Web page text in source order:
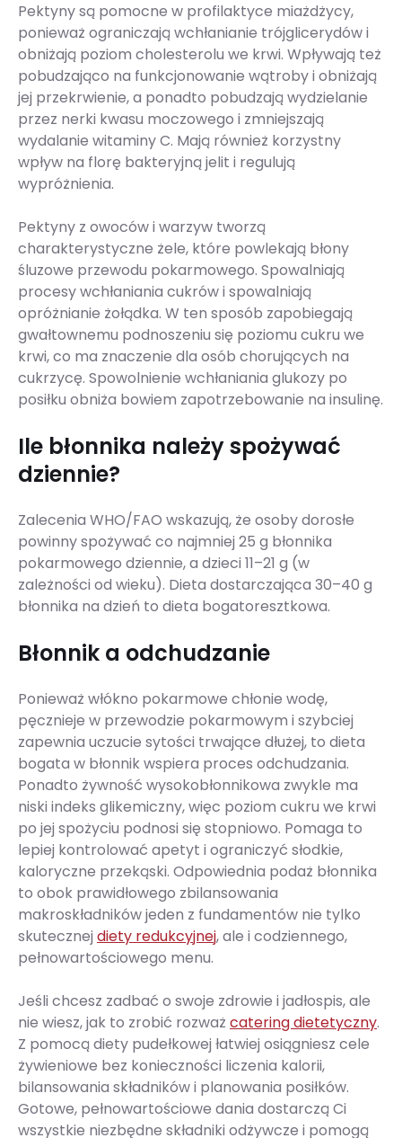
Pektyny są pomocne w profilaktyce miażdżycy,
ponieważ ograniczają wchłanianie trójglicerydów i
obniżają poziom cholesterolu we krwi. Wpływają też
pobudzająco na funkcjonowanie wątroby i obniżają
jej przekrwienie, a ponadto pobudzają wydzielanie
przez nerki kwasu moczowego i zmniejszają
wydalanie witaminy C. Mają również korzystny
wpływ na florę bakteryjną jelit i regulują
wypróżnienia.
Pektyny z owoców i warzyw tworzą
charakterystyczne żele, które powlekają błony
śluzowe przewodu pokarmowego. Spowalniają
procesy wchłaniania cukrów i spowalniają
opróżnianie żołądka. W ten sposób zapobiegają
gwałtownemu podnoszeniu się poziomu cukru we
krwi, co ma znaczenie dla osób chorujących na
cukrzycę. Spowolnienie wchłaniania glukozy po
posiłku obniża bowiem zapotrzebowanie na insulinę.
Ile błonnika należy spożywać
dziennie?
Zalecenia WHO/FAO wskazują, że osoby dorosłe
powinny spożywać co najmniej 25 g błonnika
pokarmowego dziennie, a dzieci 11–21 g (w
zależności od wieku). Dieta dostarczająca 30–40 g
błonnika na dzień to dieta bogatoresztkowa.
Błonnik a odchudzanie
Ponieważ włókno pokarmowe chłonie wodę,
pęcznieje w przewodzie pokarmowym i szybciej
zapewnia uczucie sytości trwające dłużej, to dieta
bogata w błonnik wspiera proces odchudzania.
Ponadto żywność wysokobłonnikowa zwykle ma
niski indeks glikemiczny, więc poziom cukru we krwi
po jej spożyciu podnosi się stopniowo. Pomaga to
lepiej kontrolować apetyt i ograniczyć słodkie,
kaloryczne przekąski. Odpowiednia podaż błonnika
to obok prawidłowego zbilansowania
makroskładników jeden z fundamentów nie tylko
skutecznej diety redukcyjnej, ale i codziennego,
pełnowartościowego menu.
Jeśli chcesz zadbać o swoje zdrowie i jadłospis, ale
nie wiesz, jak to zrobić rozważ catering dietetyczny.
Z pomocą diety pudełkowej łatwiej osiągniesz cele
żywieniowe bez konieczności liczenia kalorii,
bilansowania składników i planowania posiłków.
Gotowe, pełnowartościowe dania dostarczą Ci
wszystkie niezbędne składniki odżywcze i pomogą